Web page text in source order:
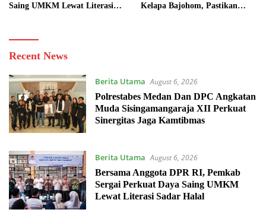
Saing UMKM Lewat Literasi
Kelapa Bajohom, Pastikan
Bisanews.id
Recent News
Berita Utama August 6, 2026
Polrestabes Medan Dan DPC Angkatan
Muda Sisingamangaraja XII Perkuat
Sinergitas Jaga Kamtibmas
Berita Utama August 6, 2026
Bersama Anggota DPR RI, Pemkab
Sergai Perkuat Daya Saing UMKM
Lewat Literasi Sadar Halal